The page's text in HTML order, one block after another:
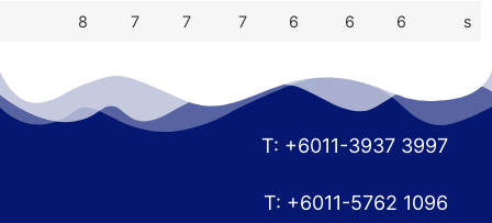
6
6
7
7
7
8
T: +6011-3937
T: +6011-5762